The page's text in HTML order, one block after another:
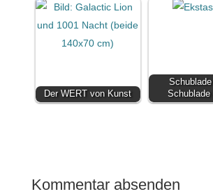
Der WERT von Kunst
Schublade
Kommentar absenden